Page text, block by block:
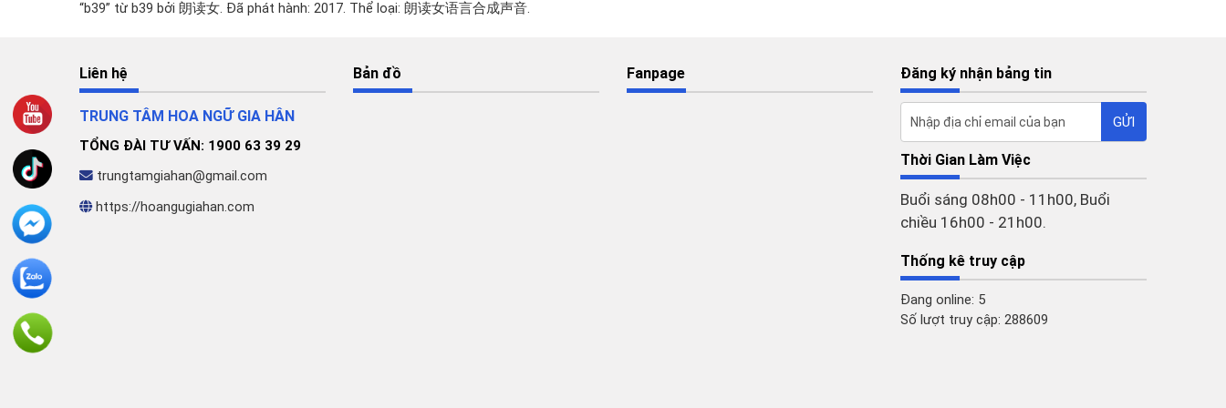
Audio
các
Lên/Xuống
“b39” từ b39 bởi 朗读女. Đã phát hành: 2017. Thể loại: 朗读女语言合成声音.
Liên hệ
TRUNG TÂM HOA NGỮ GIA HÂN
TỔNG ĐÀI TƯ VẤN: 1900 63 39 29
trungtamgiahan@gmail.com
https://hoangugiahan.com
Bản đồ Fanpage Đăng ký nhận bảng tin
Thời Gian Làm Việc
Buổi sáng 08h00 - 11h00, Buổi
chiều 16h00 - 21h00.
Thống kê truy cập
Đang online: 5
Số lượt truy cập: 288609